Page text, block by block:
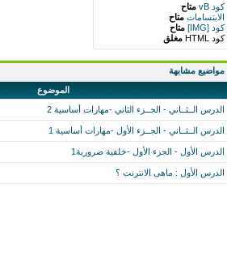
كود vB
متاح
الابتسامات متاح
كود [IMG]
متاح
كود HTML
مغلق
مواضيع مشابهة
الموضوع
الدرس الــثــاني - الجــزء الثاني -مهارات أساسية 2
الدرس الــثــاني - الجــزء الأول -مهارات أساسية 1
الدرس الأول - الجزء الأول -خلفية ضرورية1
الدرس الأول : ماهى الانترنت ؟